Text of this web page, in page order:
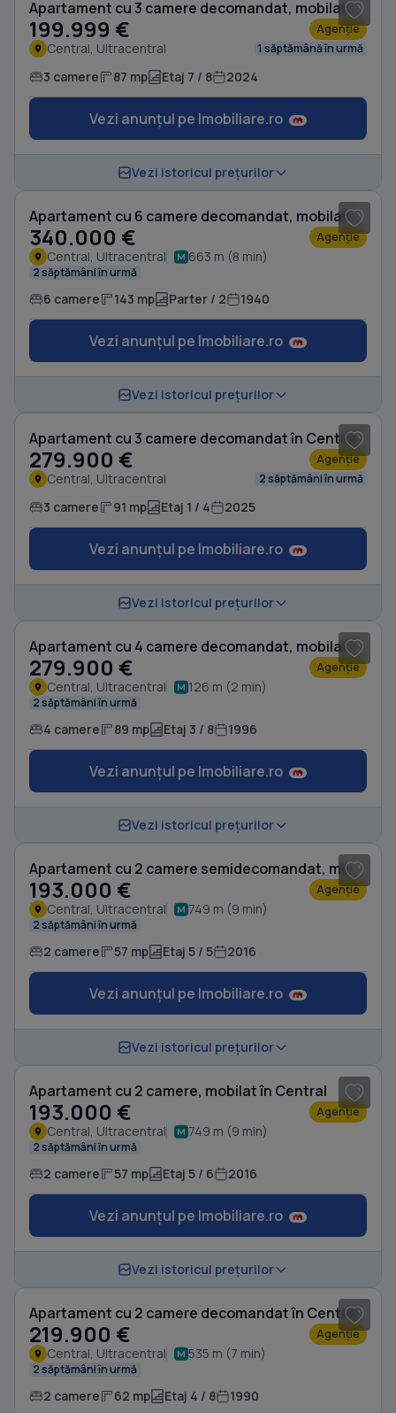
Apartament cu 3 camere decomandat, mobilat în Central
199.999 € Agenție
Central, Ultracentral 1 săptămână în urmă
3 camere 87 mp Etaj 7 / 8 2024
Vezi anunțul pe Imobiliare.ro
Vezi istoricul prețurilor
Apartament cu 6 camere decomandat, mobilat în Central
340.000 € Agenție
Central, Ultracentral 663 m (8 min)
2 săptămâni în urmă
6 camere 143 mp Parter / 2 1940
Vezi anunțul pe Imobiliare.ro
Vezi istoricul prețurilor
Apartament cu 3 camere decomandat în Central
279.900 € Agenție
Central, Ultracentral 2 săptămâni în urmă
3 camere 91 mp Etaj 1 / 4 2025
Vezi anunțul pe Imobiliare.ro
Vezi istoricul prețurilor
Apartament cu 4 camere decomandat, mobilat în Central
279.900 € Agenție
Central, Ultracentral 126 m (2 min)
2 săptămâni în urmă
4 camere 89 mp Etaj 3 / 8 1996
Vezi anunțul pe Imobiliare.ro
Vezi istoricul prețurilor
Apartament cu 2 camere semidecomandat, mobilat în Central
193.000 € Agenție
Central, Ultracentral 749 m (9 min)
2 săptămâni în urmă
2 camere 57 mp Etaj 5 / 5 2016
Vezi anunțul pe Imobiliare.ro
Vezi istoricul prețurilor
Apartament cu 2 camere, mobilat în Central
193.000 € Agenție
Central, Ultracentral 749 m (9 min)
2 săptămâni în urmă
2 camere 57 mp Etaj 5 / 6 2016
Vezi anunțul pe Imobiliare.ro
Vezi istoricul prețurilor
Apartament cu 2 camere decomandat în Central
219.900 € Agenție
Central, Ultracentral 535 m (7 min)
2 săptămâni în urmă
2 camere 62 mp Etaj 4 / 8 1990